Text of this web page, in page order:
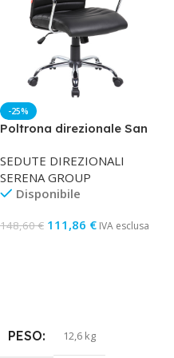
Serbatoio inchiostro
ORIGINALE/COMPATIBILE
COD. OEM 6496B001
-25%
Poltrona direzionale San
braccioli – nero – Serena
Group
SEDUTE DIREZIONALI
SERENA GROUP
Disponibile
148,60€ 111,86 € IVA esclusa
PESO 12,6 kg